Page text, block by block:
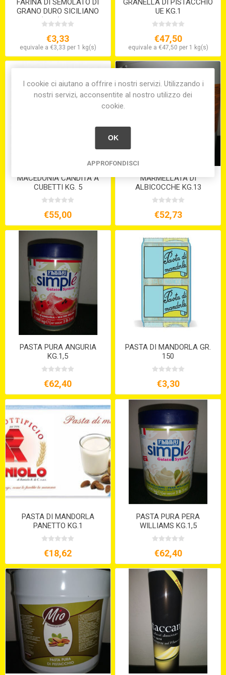
FARINA DI SEMOLATO DI
GRANO DURO SICILIANO
(KG.5) S/V
€3,33
equivale a €3,33 per 1 kg(s)
GRANELLA DI PISTACCHIO
UE KG.1
€47,50
equivale a €47,50 per 1 kg(s)
MACEDONIA CANDITA A
CUBETTI KG. 5
€55,00
MARMELLATA DI
ALBICOCCHE KG.13
€52,73
PASTA PURA ANGURIA
KG.1,5
€62,40
PASTA DI MANDORLA GR.
150
€3,30
PASTA DI MANDORLA
PANETTO KG.1
€18,62
PASTA PURA PERA
WILLIAMS KG.1,5
€62,40
I cookie ci aiutano a offrire i nostri servizi. Utilizzando i
nostri servizi, acconsentite al nostro utilizzo dei
cookie.
OK
APPROFONDISCI